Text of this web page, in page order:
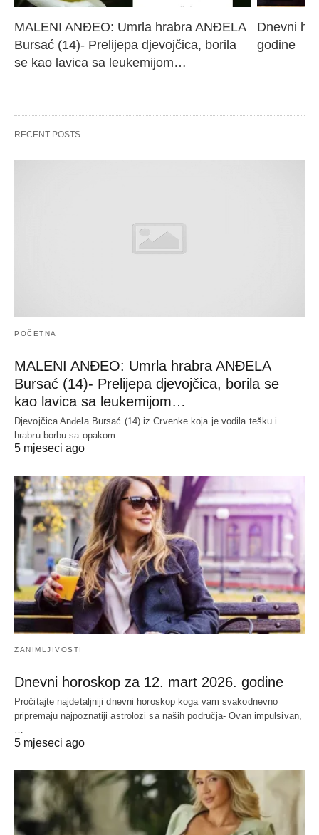
MALENI ANĐEO: Umrla hrabra ANĐELA
Bursać (14)- Prelijepa djevojčica, borila
se kao lavica sa leukemijom…
Dnevni
godine
RECENT POSTS
POČETNA
MALENI ANĐEO: Umrla hrabra ANĐELA
Bursać (14)- Prelijepa djevojčica, borila se
kao lavica sa leukemijom…
Djevojčica Anđela Bursać (14) iz Crvenke koja je vodila tešku i
hrabru borbu sa opakom…
5 mjeseci ago
ZANIMLJIVOSTI
Dnevni horoskop za 12. mart 2026. godine
Pročitajte najdetaljniji dnevni horoskop koga vam svakodnevno
pripremaju najpoznatiji astrolozi sa naših područja- Ovan impulsivan,
…
5 mjeseci ago